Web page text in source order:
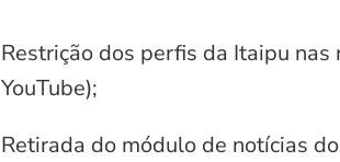
Restrição dos perfis da Itaipu nas
YouTube);
Retirada do módulo de notícias